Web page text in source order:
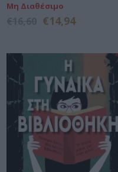
Μη Διαθέσιμο
€14,94